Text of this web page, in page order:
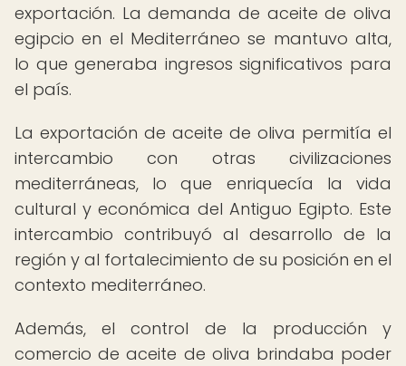
exportación. La demanda de aceite de oliva
egipcio en el Mediterráneo se mantuvo alta,
lo que generaba ingresos significativos para
el país.
La exportación de aceite de oliva permitía el
intercambio con otras civilizaciones
mediterráneas, lo que enriquecía la vida
cultural y económica del Antiguo Egipto. Este
intercambio contribuyó al desarrollo de la
región y al fortalecimiento de su posición en el
contexto mediterráneo.
Además, el control de la producción y
comercio de aceite de oliva brindaba poder